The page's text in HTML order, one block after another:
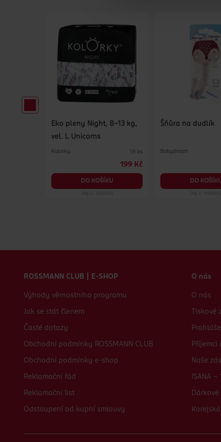
Eko pleny Night, 8–13 kg,
vel. L Unicorns
Kolorky 19 ks
199 Kč
DO KOŠÍKU
Obj. č.: 1330595
Šňůra na dudlík
Babydream
DO
Obj. č.: 1158960
ROSSMANN CLUB | E-SHOP
Výhody věrnostního programu
Jak se stát členem
Časté dotazy
Obchodní podmínky ROSSMANN CLUB
Obchodní podmínky e-shop
Reklamační řád
Reklamační list
Odstoupení od kupní smlouvy
O nás
O nás
Tiskové
Příjemci
Naše
ISANA